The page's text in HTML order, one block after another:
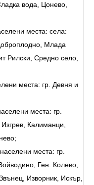
вода, Цонево,
места: села:
Млада
Рилски, Средно село,
места: гр. Девня и
места: гр.
Калиманци,
места: гр.
Ген. Колево,
Изворник, Искър,